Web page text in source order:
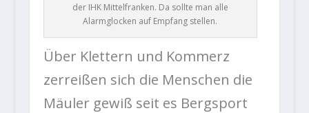
der IHK Mittelfranken. Da sollte man alle
Alarmglocken auf Empfang stellen.
Über Klettern und Kommerz
zerreißen sich die Menschen die
Mäuler gewiß seit es Bergsport